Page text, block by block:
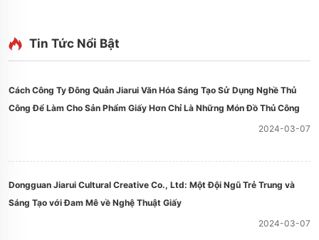
Tin Tức Nổi Bật
Cách Công Ty Đông Quản Jiarui Văn Hóa Sáng Tạo Sử Dụng Nghề Thủ
Công Để Làm Cho Sản Phẩm Giấy Hơn Chỉ Là Những Món Đồ Thủ Công
2024-03-07
Dongguan Jiarui Cultural Creative Co., Ltd: Một Đội Ngũ Trẻ Trung và
Sáng Tạo với Đam Mê về Nghệ Thuật Giấy
2024-03-07